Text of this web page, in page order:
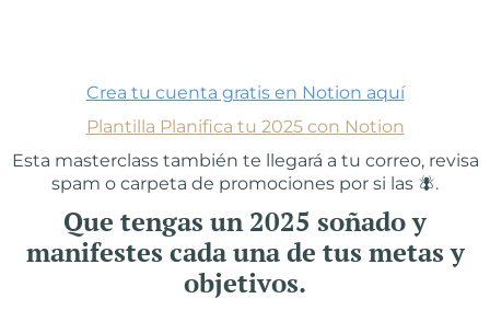
Crea tu cuenta gratis en Notion aquí
Plantilla Planifica tu 2025 con Notion
Esta masterclass también te llegará a tu correo, revisa
spam o carpeta de promociones por si las 🪰.
Que tengas un 2025 soñado y
manifestes cada una de tus metas y
objetivos.